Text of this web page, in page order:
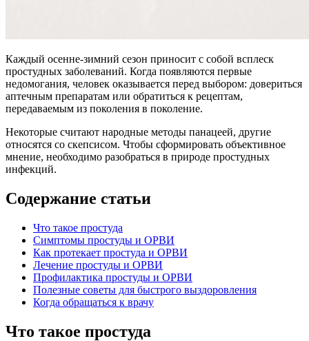
Каждый осенне-зимний сезон приносит с собой всплеск
простудных заболеваний. Когда появляются первые
недомогания, человек оказывается перед выбором: довериться
аптечным препаратам или обратиться к рецептам,
передаваемым из поколения в поколение.
Некоторые считают народные методы панацеей, другие
относятся со скепсисом. Чтобы сформировать объективное
мнение, необходимо разобраться в природе простудных
инфекций.
Содержание статьи
Что такое простуда
Симптомы простуды и ОРВИ
Как протекает простуда и ОРВИ
Лечение простуды и ОРВИ
Профилактика простуды и ОРВИ
Полезные советы для быстрого выздоровления
Когда обращаться к врачу
Что такое простуда